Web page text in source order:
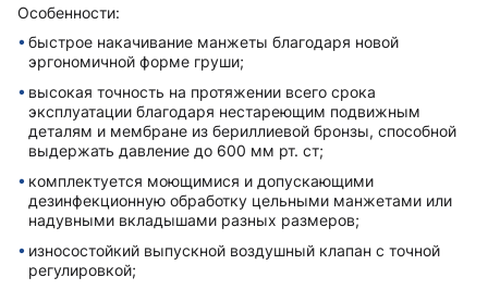
Особенности:
быстрое накачивание манжеты благодаря новой
эргономичной форме груши;
высокая точность на протяжении всего срока
эксплуатации благодаря нестареющим подвижным
деталям и мембране из бериллиевой бронзы, способной
выдержать давление до 600 мм рт. ст;
комплектуется моющимися и допускающими
дезинфекционную обработку цельными манжетами или
надувными вкладышами разныx размеров;
износостойкий выпускной воздушный клапан с точной
регулировкой;